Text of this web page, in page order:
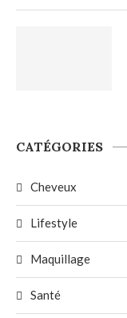
CATÉGORIES
Cheveux
Lifestyle
Maquillage
Santé